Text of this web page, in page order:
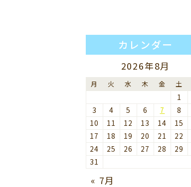
カレンダー
2026年8月
月 火 水 木 金 土
1
3
4 5 6 7 8
10
11 12 13 14 15
17
18 19 20 21 22
24
25 26 27 28 29
31
« 7月